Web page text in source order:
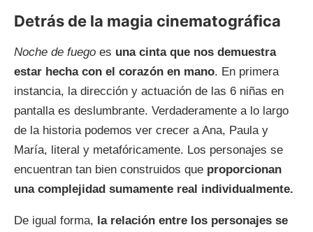
Detrás de la magia cinematográfica
Noche de fuego es una cinta que nos demuestra
estar hecha con el corazón en mano. En primera
instancia, la dirección y actuación de las 6 niñas en
pantalla es deslumbrante. Verdaderamente a lo largo
de la historia podemos ver crecer a Ana, Paula y
María, literal y metafóricamente. Los personajes se
encuentran tan bien construidos que proporcionan
una complejidad sumamente real individualmente.
De igual forma, la relación entre los personajes se